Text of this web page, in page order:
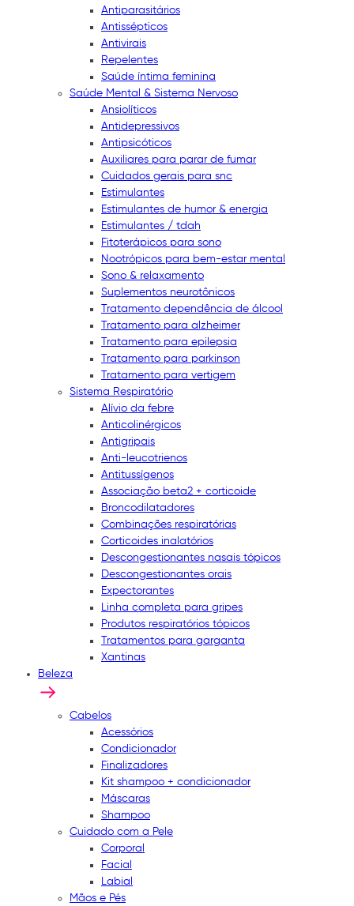
Antiparasitários
Antissépticos
Antivirais
Repelentes
Saúde íntima feminina
Saúde Mental & Sistema Nervoso
Ansiolíticos
Antidepressivos
Antipsicóticos
Auxiliares para parar de fumar
Cuidados gerais para snc
Estimulantes
Estimulantes de humor & energia
Estimulantes / tdah
Fitoterápicos para sono
Nootrópicos para bem-estar mental
Sono & relaxamento
Suplementos neurotônicos
Tratamento dependência de álcool
Tratamento para alzheimer
Tratamento para epilepsia
Tratamento para parkinson
Tratamento para vertigem
Sistema Respiratório
Alívio da febre
Anticolinérgicos
Antigripais
Anti-leucotrienos
Antitussígenos
Associação beta2 + corticoide
Broncodilatadores
Combinações respiratórias
Corticoides inalatórios
Descongestionantes nasais tópicos
Descongestionantes orais
Expectorantes
Linha completa para gripes
Produtos respiratórios tópicos
Tratamentos para garganta
Xantinas
Beleza
Cabelos
Acessórios
Condicionador
Finalizadores
Kit shampoo + condicionador
Máscaras
Shampoo
Cuidado com a Pele
Corporal
Facial
Labial
Mãos e Pés